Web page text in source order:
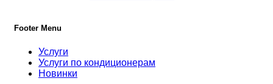
Footer Menu
Услуги
Услуги по кондиционерам
Новинки